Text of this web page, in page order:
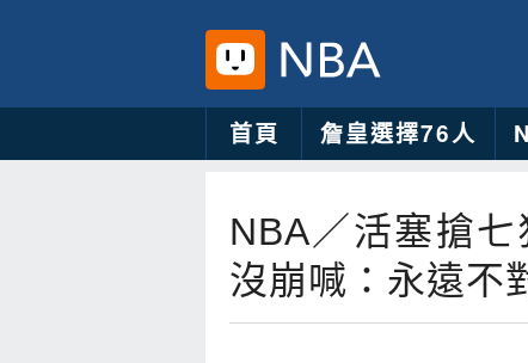
首頁 詹皇選擇76人
NBA／活塞搶
沒崩喊：永遠不